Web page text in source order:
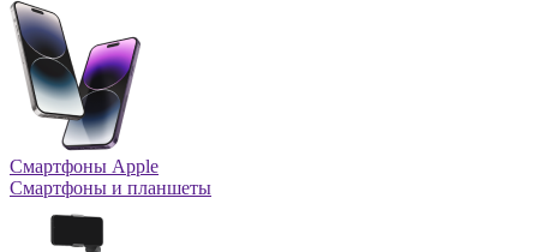
Смартфоны Apple
Смартфоны и планшеты